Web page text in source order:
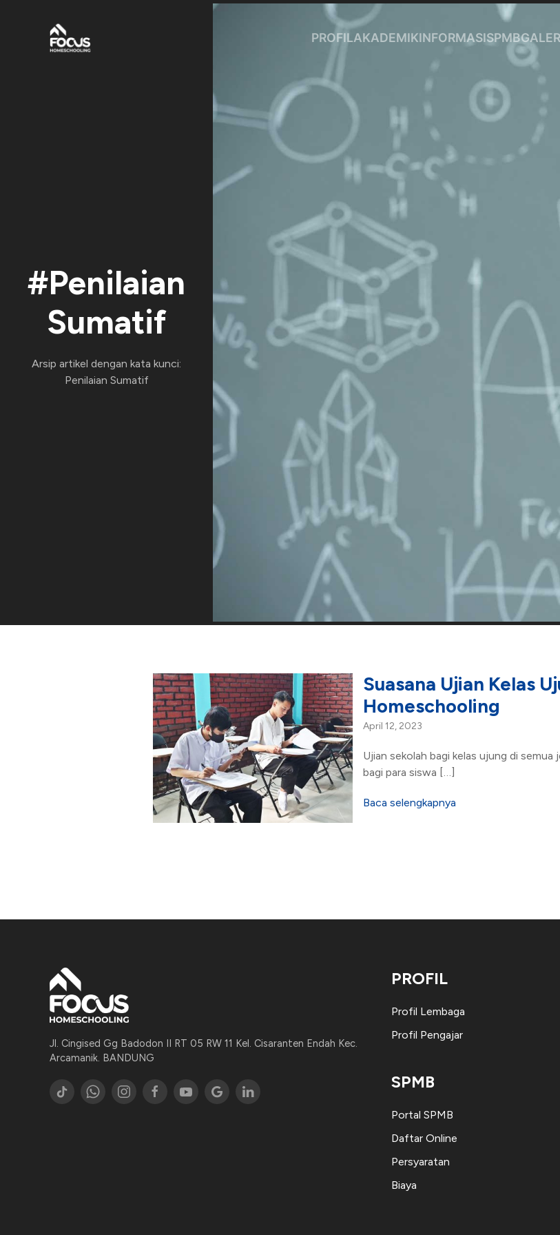
PROFILAKADEMIKINFORMASISPMB
#Penilaian
Sumatif
Arsip artikel dengan kata kunci:
Penilaian Sumatif
Suasana Ujian Kelas
Homeschooling
April 12, 2023
Ujian sekolah bagi kelas ujung di
bagi para siswa […]
Baca selengkapnya
Jl. Cingised Gg Badodon II RT 05 RW 11 Kel. Cisaranten Endah Kec.
Arcamanik. BANDUNG
PROFIL
Profil Lembaga
Profil Pengajar
SPMB
Portal SPMB
Daftar Online
Persyaratan
Biaya